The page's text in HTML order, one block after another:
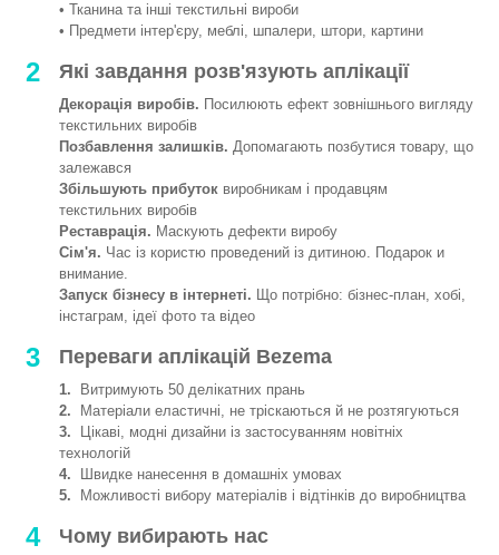
• Тканина та інші текстильні вироби
• Предмети інтер'єру, меблі, шпалери, штори, картини
2 Які завдання розв'язують аплікації
Декорація виробів. Посилюють ефект зовнішнього вигляду
текстильних виробів
Позбавлення залишків. Допомагають позбутися товару, що
залежався
Збільшують прибуток виробникам і продавцям
текстильних виробів
Реставрація. Маскують дефекти виробу
Сім'я. Час із користю проведений із дитиною. Подарок и
внимание.
Запуск бізнесу в інтернеті. Що потрібно: бізнес-план, хобі,
інстаграм, ідеї фото та відео
3 Переваги аплікацій Bezema
1. Витримують 50 делікатних прань
2. Матеріали еластичні, не тріскаються й не розтягуються
3. Цікаві, модні дизайни із застосуванням новітніх
технологій
4. Швидке нанесення в домашніх умовах
5. Можливості вибору матеріалів і відтінків до виробництва
4 Чому вибирають нас